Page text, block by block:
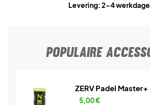
Levering: 2-4
POPULAIRE
ZERV Padel Master+
5,00€